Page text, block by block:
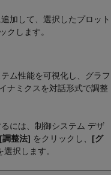
加して、選択したプロット
クします。
ム性能を可視化し、グラフ
ナミクスを対話形式で調整
には、 制御システム デザ
[調整法] をクリックし、 [グ
択します。